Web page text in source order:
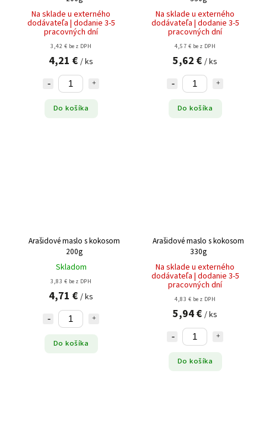
Na sklade u externého
dodávateľa | dodanie 3-5
pracovných dní
3,42 € bez DPH
4,21 € / ks
Do košíka
Na sklade u externého
dodávateľa | dodanie 3-5
pracovných dní
4,57 € bez DPH
5,62 € / ks
Do košíka
Arašidové maslo s kokosom
200g
Skladom
3,83 € bez DPH
4,71 € / ks
Do košíka
Arašidové maslo s kokosom
330g
Na sklade u externého
dodávateľa | dodanie 3-5
pracovných dní
4,83 € bez DPH
5,94 € / ks
Do košíka